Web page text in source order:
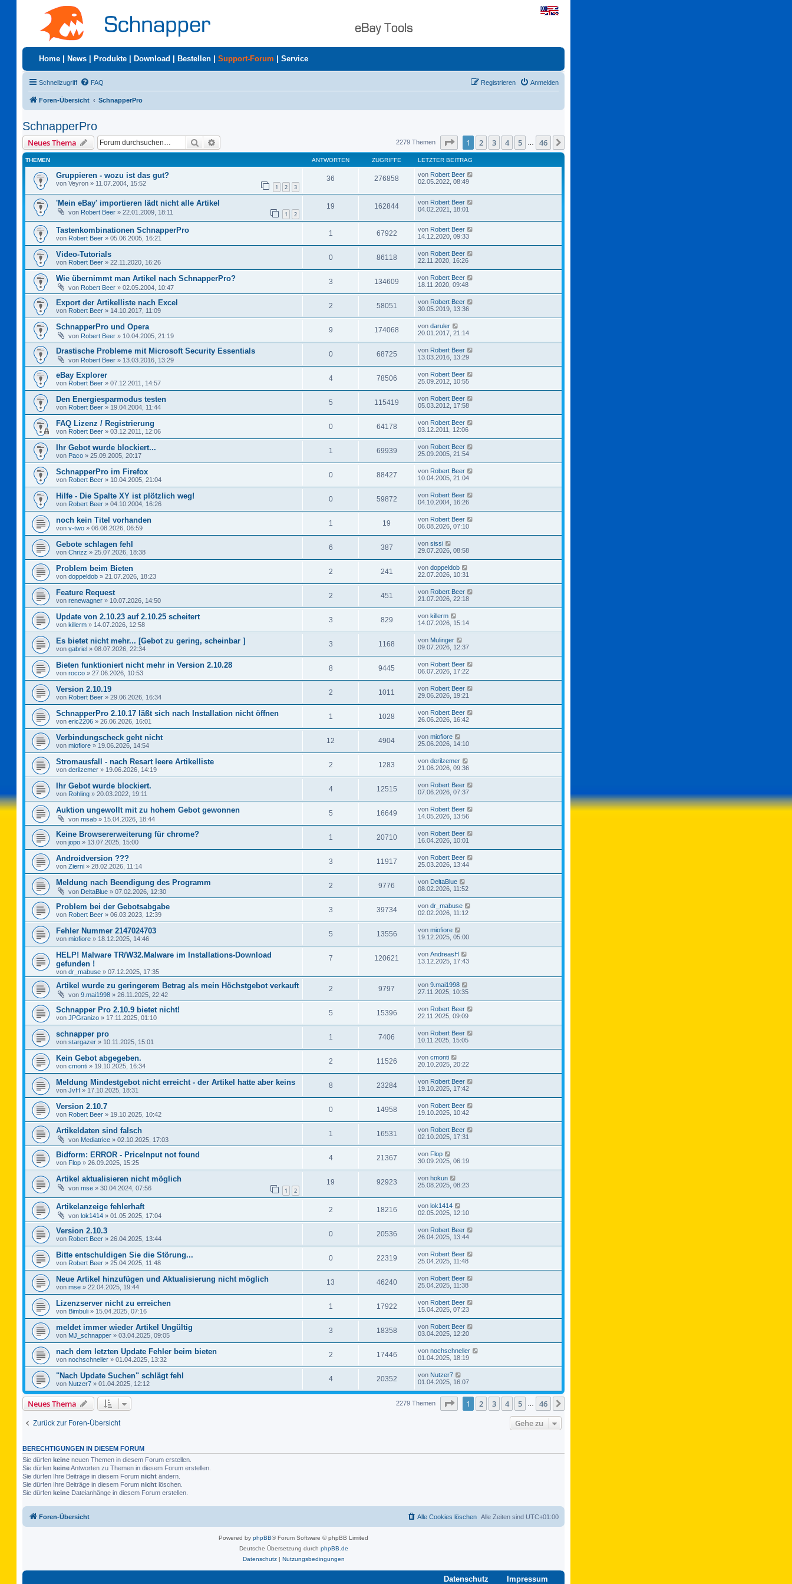
Home News Produkte Download Bestellen Support-Forum Service
Schnellzugriff FAQ Anmelden
Registrieren
Foren-Übersicht SchnapperPro
SchnapperPro
Neues Thema Suche 2279 Themen Seite von46
1 2 3 4 5 46
THEMEN ANTWORTEN ZUGRIFFE LETZTER BEITRAG
Gruppieren - wozu ist das gut?
von Veyron » 11.07.2004, 15:52 1 2 3
36 276858 von Robert Beer
02.05.2022, 08:49
'Mein eBay' importieren lädt nicht alle Artikel
von Robert Beer » 22.01.2009, 18:11 1 2
19 162844 von Robert Beer
04.02.2021, 18:01
Tastenkombinationen SchnapperPro
von Robert Beer » 05.06.2005, 16:21
1 67922 von Robert Beer
14.12.2020, 09:33
Video-Tutorials
von Robert Beer » 22.11.2020, 16:26
0 86118 von Robert Beer
22.11.2020, 16:26
Wie übernimmt man Artikel nach SchnapperPro?
von Robert Beer » 02.05.2004, 10:47
3 134609 von Robert Beer
18.11.2020, 09:48
Export der Artikelliste nach Excel
von Robert Beer » 14.10.2017, 11:09
2 58051 von Robert Beer
30.05.2019, 13:36
SchnapperPro und Opera
von Robert Beer » 10.04.2005, 21:19
9 174068 von daruler
20.01.2017, 21:14
Drastische Probleme mit Microsoft Security Essentials
von Robert Beer » 13.03.2016, 13:29
0 68725 von Robert Beer
13.03.2016, 13:29
eBay Explorer
von Robert Beer » 07.12.2011, 14:57
4 78506 von Robert Beer
25.09.2012, 10:55
Den Energiesparmodus testen
von Robert Beer » 19.04.2004, 11:44
5 115419 von Robert Beer
05.03.2012, 17:58
FAQ Lizenz / Registrierung
von Robert Beer » 03.12.2011, 12:06
0 64178 von Robert Beer
03.12.2011, 12:06
Ihr Gebot wurde blockiert...
von Paco » 25.09.2005, 20:17
1 69939 von Robert Beer
25.09.2005, 21:54
SchnapperPro im Firefox
von Robert Beer » 10.04.2005, 21:04
0 88427 von Robert Beer
10.04.2005, 21:04
Hilfe - Die Spalte XY ist plötzlich weg!
von Robert Beer » 04.10.2004, 16:26
0 59872 von Robert Beer
04.10.2004, 16:26
noch kein Titel vorhanden
von v-two » 06.08.2026, 06:59
1 19 von Robert Beer
06.08.2026, 07:10
Gebote schlagen fehl
von Chrizz » 25.07.2026, 18:38
6 387 von sissi
29.07.2026, 08:58
Problem beim Bieten
von doppeldob » 21.07.2026, 18:23
2 241 von doppeldob
22.07.2026, 10:31
Feature Request
von renewagner » 10.07.2026, 14:50
2 451 von Robert Beer
21.07.2026, 22:18
Update von 2.10.23 auf 2.10.25 scheitert
von killerm » 14.07.2026, 12:58
3 829 von killerm
14.07.2026, 15:14
Es bietet nicht mehr... [Gebot zu gering, scheinbar ]
von gabriel » 08.07.2026, 22:34
3 1168 von Mulinger
09.07.2026, 12:37
Bieten funktioniert nicht mehr in Version 2.10.28
von rocco » 27.06.2026, 10:53
8 9445 von Robert Beer
06.07.2026, 17:22
Version 2.10.19
von Robert Beer » 29.06.2026, 16:34
2 1011 von Robert Beer
29.06.2026, 19:21
SchnapperPro 2.10.17 läßt sich nach Installation nicht öffnen
von eric2206 » 26.06.2026, 16:01
1 1028 von Robert Beer
26.06.2026, 16:42
Verbindungscheck geht nicht
von miofiore » 19.06.2026, 14:54
12 4904 von miofiore
25.06.2026, 14:10
Stromausfall - nach Resart leere Artikelliste
von derilzemer » 19.06.2026, 14:19
2 1283 von derilzemer
21.06.2026, 09:36
Ihr Gebot wurde blockiert.
von Rohling » 20.03.2022, 19:11
4 12515 von Robert Beer
07.06.2026, 07:37
Auktion ungewollt mit zu hohem Gebot gewonnen
von msab » 15.04.2026, 18:44
5 16649 von Robert Beer
14.05.2026, 13:56
Keine Browsererweiterung für chrome?
von jopo » 13.07.2025, 15:00
1 20710 von Robert Beer
16.04.2026, 10:01
Androidversion ???
von Zierni » 28.02.2026, 11:14
3 11917 von Robert Beer
25.03.2026, 13:44
Meldung nach Beendigung des Programm
von DeltaBlue » 07.02.2026, 12:30
2 9776 von DeltaBlue
08.02.2026, 11:52
Problem bei der Gebotsabgabe
von Robert Beer » 06.03.2023, 12:39
3 39734 von dr_mabuse
02.02.2026, 11:12
Fehler Nummer 2147024703
von miofiore » 18.12.2025, 14:46
5 13556 von miofiore
19.12.2025, 05:00
HELP! Malware TR/W32.Malware im Installations-Download
gefunden !
von dr_mabuse » 07.12.2025, 17:35
7 120621 von AndreasH
13.12.2025, 17:43
Artikel wurde zu geringerem Betrag als mein Höchstgebot verkauft
von 9.mai1998 » 26.11.2025, 22:42
2 9797 von 9.mai1998
27.11.2025, 10:35
Schnapper Pro 2.10.9 bietet nicht!
von JPGranizo » 17.11.2025, 01:10
5 15396 von Robert Beer
22.11.2025, 09:09
schnapper pro
von stargazer » 10.11.2025, 15:01
1 7406 von Robert Beer
10.11.2025, 15:05
Kein Gebot abgegeben.
von cmonti » 19.10.2025, 16:34
2 11526 von cmonti
20.10.2025, 20:22
Meldung Mindestgebot nicht erreicht - der Artikel hatte aber keins
von JvH » 17.10.2025, 18:31
8 23284 von Robert Beer
19.10.2025, 17:42
Version 2.10.7
von Robert Beer » 19.10.2025, 10:42
0 14958 von Robert Beer
19.10.2025, 10:42
Artikeldaten sind falsch
von Mediatrice » 02.10.2025, 17:03
1 16531 von Robert Beer
02.10.2025, 17:31
Bidform: ERROR - PriceInput not found
von Flop » 26.09.2025, 15:25
4 21367 von Flop
30.09.2025, 06:19
Artikel aktualisieren nicht möglich
von mse » 30.04.2024, 07:56 1 2
19 92923 von hokun
25.08.2025, 08:23
Artikelanzeige fehlerhaft
von lok1414 » 01.05.2025, 17:04
2 18216 von lok1414
02.05.2025, 12:10
Version 2.10.3
von Robert Beer » 26.04.2025, 13:44
0 20536 von Robert Beer
26.04.2025, 13:44
Bitte entschuldigen Sie die Störung...
von Robert Beer » 25.04.2025, 11:48
0 22319 von Robert Beer
25.04.2025, 11:48
Neue Artikel hinzufügen und Aktualisierung nicht möglich
von mse » 22.04.2025, 19:44
13 46240 von Robert Beer
25.04.2025, 11:38
Lizenzserver nicht zu erreichen
von Bimbuli » 15.04.2025, 07:16
1 17922 von Robert Beer
15.04.2025, 07:23
meldet immer wieder Artikel Ungültig
von MJ_schnapper » 03.04.2025, 09:05
3 18358 von Robert Beer
03.04.2025, 12:20
nach dem letzten Update Fehler beim bieten
von nochschneller » 01.04.2025, 13:32
2 17446 von nochschneller
01.04.2025, 18:19
"Nach Update Suchen" schlägt fehl
von Nutzer7 » 01.04.2025, 12:12
4 20352 von Nutzer7
01.04.2025, 16:07
Neues Thema 2279 Themen Seite von46
1 2 3 4 5 46
Zurück zur Foren-Übersicht Gehe zu
BERECHTIGUNGEN IN DIESEM FORUM
Sie dürfen keine neuen Themen in diesem Forum erstellen.
Sie dürfen keineAntworten zu Themen in diesem Forum erstellen.
Sie dürfen Ihre Beiträge in diesem Forum nicht ändern.
Sie dürfen Ihre Beiträge in diesem Forum nicht löschen.
Sie dürfen keine Dateianhänge in diesem Forum erstellen.
Foren-Übersicht Alle Zeiten sind UTC+01:00
Alle Cookies löschen
Powered by phpBB® Forum Software © phpBB Limited
Deutsche Übersetzung durch phpBB.de
Datenschutz| Nutzungsbedingungen
Datenschutz Impressum